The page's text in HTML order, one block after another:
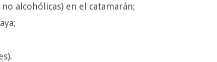
alcohólicas) en el catamarán;